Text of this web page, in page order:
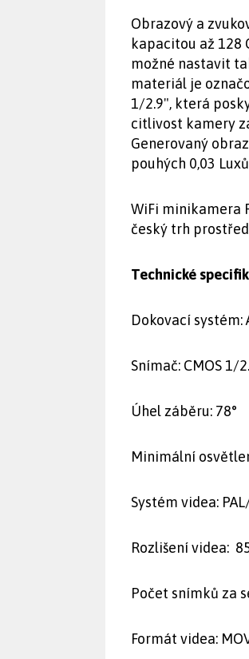
Obrazový a
kapacitou až 128
možné nastavit
materiál je
1/2.9", která
citlivost kamery
Generovaný
pouhých 0,03
WiFi minikamera
český trh
Technické
Dokovací systém:
Snímač: CMOS 1/
Úhel záběru: 78°
Minimální
Systém videa:
Rozlišení videa:
Počet snímků za
Formát videa: